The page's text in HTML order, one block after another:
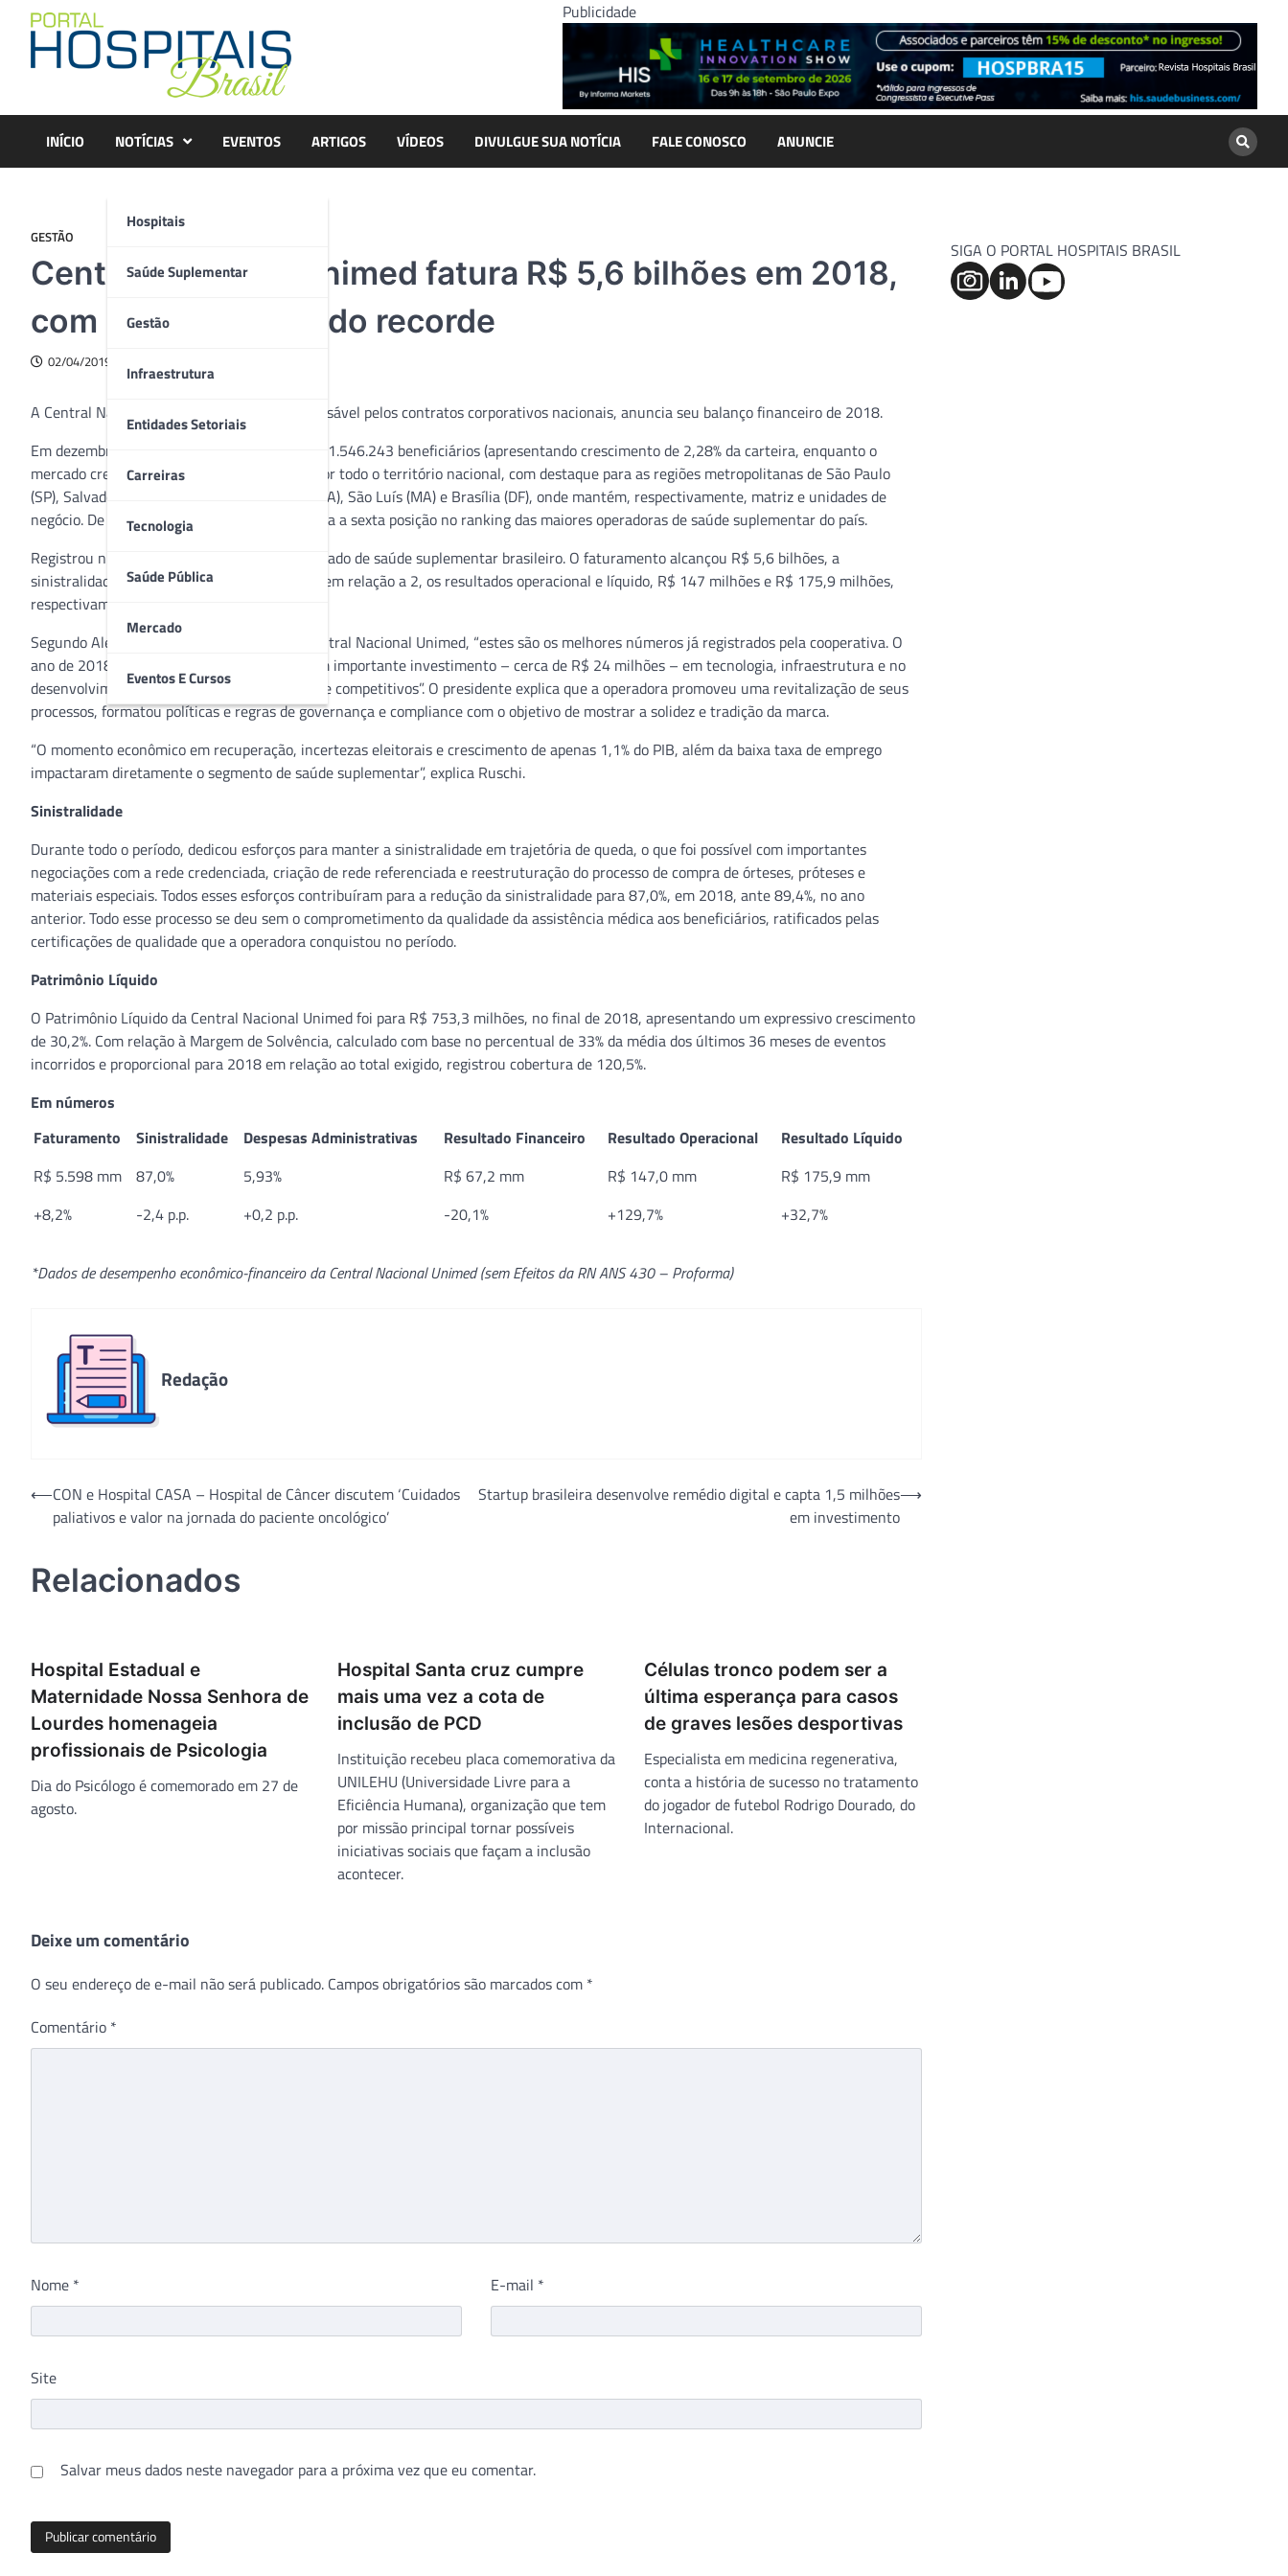
content
Publicidade
INÍCIO NOTÍCIAS
Hospitais
Saúde Suplementar
Gestão
Infraestrutura
Entidades Setoriais
Carreiras
Tecnologia
Saúde Pública
Mercado
Eventos E Cursos
EVENTOS ARTIGOS VÍDEOS DIVULGUE SUA NOTÍCIA FALE CONOSCO ANUNCIE
GESTÃO
Central Nacional Unimed fatura R$ 5,6 bilhões em 2018,
com resultado líquido recorde
02/04/2019
A Central Nacional Unimed, operadora responsável pelos contratos corporativos nacionais, anuncia seu balanço financeiro de 2018.
Em dezembro de 2018, a cooperativa possuía 1.546.243 beneficiários (apresentando crescimento de 2,28% da carteira, enquanto o
mercado cresceu apenas 0,4%), distribuídos por todo o território nacional, com destaque para as regiões metropolitanas de São Paulo
(SP), Salvador (BA), Santo Antônio de Jesus (BA), São Luís (MA) e Brasília (DF), onde mantém, respectivamente, matriz e unidades de
negócio. De acordo com a ANS, a Central ocupa a sexta posição no ranking das maiores operadoras de saúde suplementar do país.
Registrou números relevantes frente ao mercado de saúde suplementar brasileiro. O faturamento alcançou R$ 5,6 bilhões, a
sinistralidade recuou 2,4 pontos percentuais em relação a 2, os resultados operacional e líquido, R$ 147 milhões e R$ 175,9 milhões,
respectivamente.
Segundo Alexandre Ruschi, presidente da Central Nacional Unimed, “estes são os melhores números já registrados pela cooperativa. O
ano de 2018 foi especial para nós, fizemos um importante investimento – cerca de R$ 24 milhões – em tecnologia, infraestrutura e no
desenvolvimento de produtos mais versáteis e competitivos”. O presidente explica que a operadora promoveu uma revitalização de seus
processos, formatou políticas e regras de governança e compliance com o objetivo de mostrar a solidez e tradição da marca.
“O momento econômico em recuperação, incertezas eleitorais e crescimento de apenas 1,1% do PIB, além da baixa taxa de emprego
impactaram diretamente o segmento de saúde suplementar”, explica Ruschi.
Sinistralidade
Durante todo o período, dedicou esforços para manter a sinistralidade em trajetória de queda, o que foi possível com importantes
negociações com a rede credenciada, criação de rede referenciada e reestruturação do processo de compra de órteses, próteses e
materiais especiais. Todos esses esforços contribuíram para a redução da sinistralidade para 87,0%, em 2018, ante 89,4%, no ano
anterior. Todo esse processo se deu sem o comprometimento da qualidade da assistência médica aos beneficiários, ratificados pelas
certificações de qualidade que a operadora conquistou no período.
Patrimônio Líquido
O Patrimônio Líquido da Central Nacional Unimed foi para R$ 753,3 milhões, no final de 2018, apresentando um expressivo crescimento
de 30,2%. Com relação à Margem de Solvência, calculado com base no percentual de 33% da média dos últimos 36 meses de eventos
incorridos e proporcional para 2018 em relação ao total exigido, registrou cobertura de 120,5%.
Em números
Faturamento
R$ 5.598 mm
+8,2%
Sinistralidade
87,0%
-2,4 p.p.
Despesas Administrativas
5,93%
+0,2 p.p.
Resultado Financeiro
R$ 67,2 mm
-20,1%
Resultado Operacional
R$ 147,0 mm
+129,7%
Resultado Líquido
R$ 175,9 mm
+32,7%
*Dados de desempenho econômico-financeiro da Central Nacional Unimed (sem Efeitos da RN ANS 430 – Proforma)
Redação
Navegação
⟵CON e Hospital CASA – Hospital de Câncer discutem ‘Cuidados
paliativos e valor na jornada do paciente oncológico’
Startup brasileira desenvolve remédio digital e capta 1,5 milhões
em investimento
⟶
Relacionados
Hospital Estadual e
Maternidade Nossa Senhora de
Lourdes homenageia
profissionais de Psicologia
Dia do Psicólogo é comemorado em 27 de
agosto.
Hospital Santa cruz cumpre
mais uma vez a cota de
inclusão de PCD
Instituição recebeu placa comemorativa da
UNILEHU (Universidade Livre para a
Eficiência Humana), organização que tem
por missão principal tornar possíveis
iniciativas sociais que façam a inclusão
acontecer.
Células tronco podem ser a
última esperança para casos
de graves lesões desportivas
Especialista em medicina regenerativa,
conta a história de sucesso no tratamento
do jogador de futebol Rodrigo Dourado, do
Internacional.
Deixe um comentário
O seu endereço de e-mail não será publicado. Campos obrigatórios são marcados com *
Comentário *
Nome * E-mail *
Site
Salvar meus dados neste navegador para a próxima vez que eu comentar.
SIGA O PORTAL HOSPITAIS BRASIL